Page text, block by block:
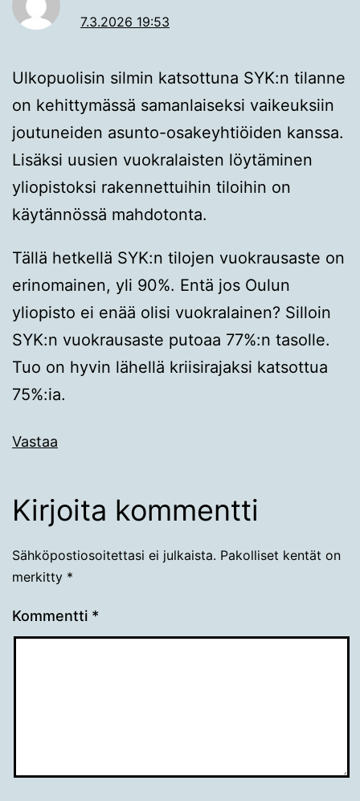
7.3.2026 19:53
Ulkopuolisin silmin katsottuna SYK:n tilanne
on kehittymässä samanlaiseksi vaikeuksiin
joutuneiden asunto-osakeyhtiöiden kanssa.
Lisäksi uusien vuokralaisten löytäminen
yliopistoksi rakennettuihin tiloihin on
käytännössä mahdotonta.
Tällä hetkellä SYK:n tilojen vuokrausaste on
erinomainen, yli 90%. Entä jos Oulun
yliopisto ei enää olisi vuokralainen? Silloin
SYK:n vuokrausaste putoaa 77%:n tasolle.
Tuo on hyvin lähellä kriisirajaksi katsottua
75%:ia.
Vastaa
Kirjoita kommentti
Sähköpostiosoitettasi ei julkaista. Pakolliset kentät on
merkitty *
Kommentti *